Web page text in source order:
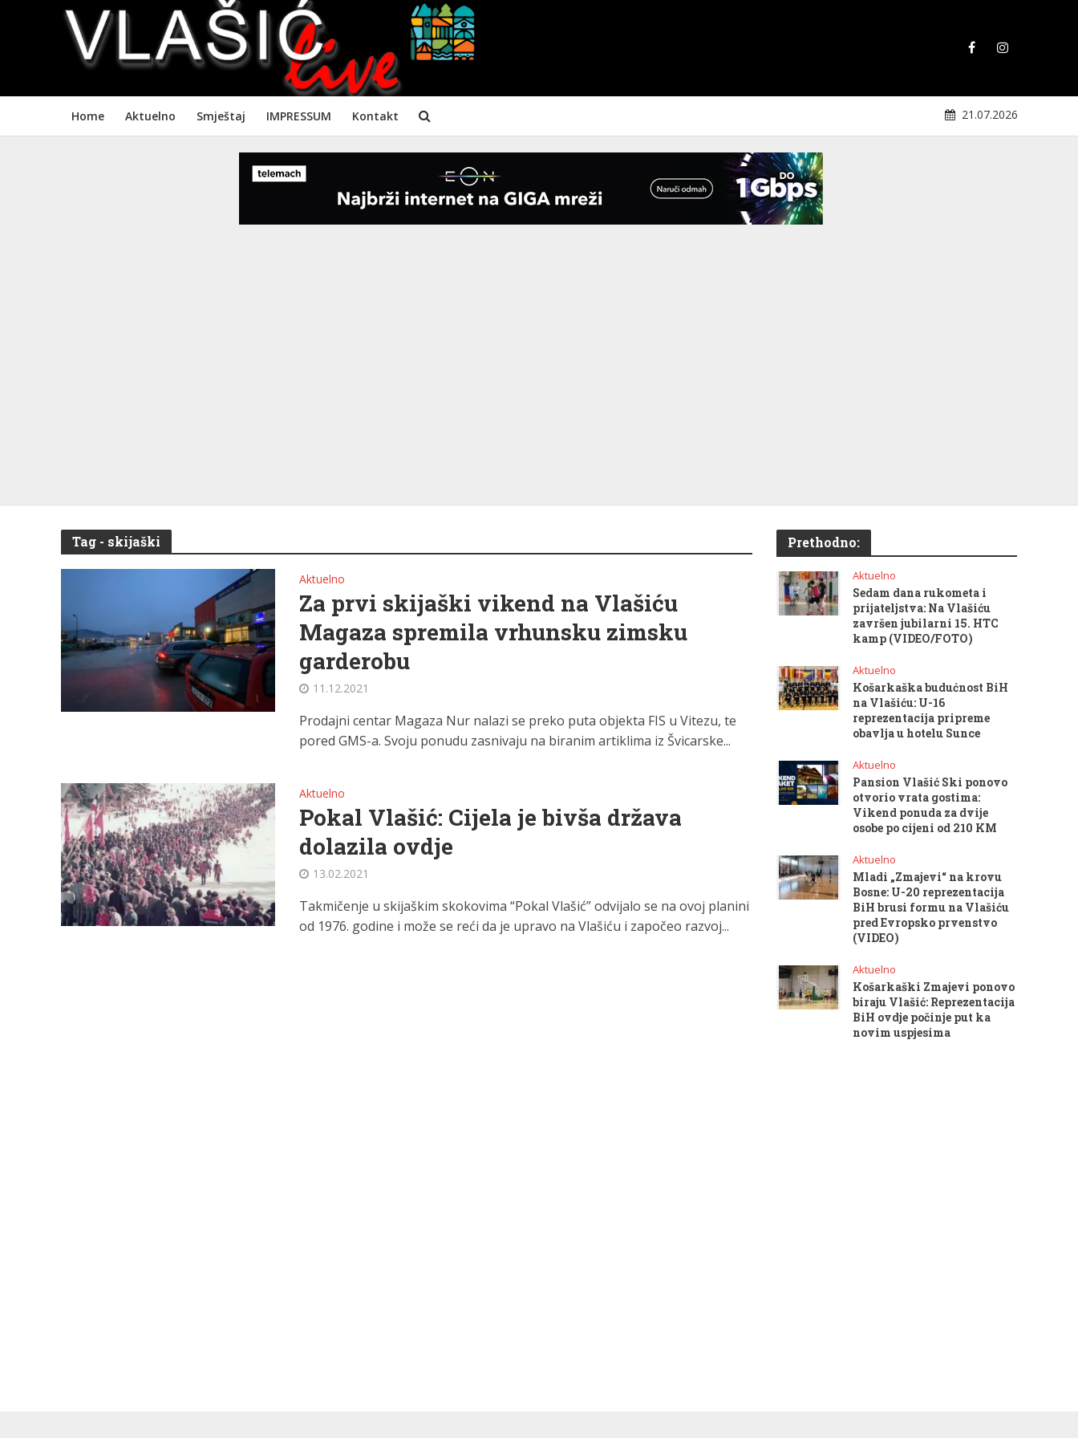
Home Aktuelno Smještaj IMPRESSUM Kontakt 21.07.2026
Tag - skijaški
Aktuelno
Za prvi skijaški vikend na Vlašiću
Magaza spremila vrhunsku zimsku
garderobu
11.12.2021
Prodajni centar Magaza Nur nalazi se preko puta objekta FIS u Vitezu, te
pored GMS-a. Svoju ponudu zasnivaju na biranim artiklima iz Švicarske...
Aktuelno
Pokal Vlašić: Cijela je bivša država
dolazila ovdje
13.02.2021
Takmičenje u skijaškim skokovima “Pokal Vlašić” odvijalo se na ovoj planini
od 1976. godine i može se reći da je upravo na Vlašiću i započeo razvoj...
Prethodno:
Aktuelno
Sedam dana rukometa i
prijateljstva: Na Vlašiću
završen jubilarni 15. HTC
kamp (VIDEO/FOTO)
Aktuelno
Košarkaška budućnost BiH
na Vlašiću: U-16
reprezentacija pripreme
obavlja u hotelu Sunce
Aktuelno
Pansion Vlašić Ski ponovo
otvorio vrata gostima:
Vikend ponuda za dvije
osobe po cijeni od 210 KM
Aktuelno
Mladi „Zmajevi“ na krovu
Bosne: U-20 reprezentacija
BiH brusi formu na Vlašiću
pred Evropsko prvenstvo
(VIDEO)
Aktuelno
Košarkaški Zmajevi ponovo
biraju Vlašić: Reprezentacija
BiH ovdje počinje put ka
novim uspjesima